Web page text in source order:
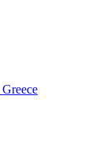
Greece